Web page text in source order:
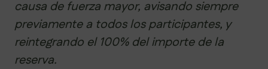
causa de fuerza mayor, avisando siempre
previamente a todos los participantes, y
reintegrando el 100% del importe de la
reserva.